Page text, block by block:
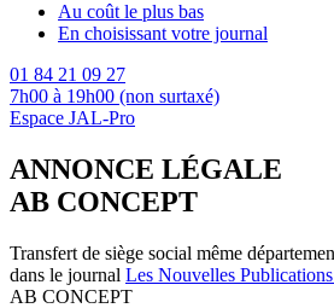
Au coût le plus bas
En choisissant votre journal
01 84 21 09 27
7h00 à 19h00 (non surtaxé)
Espace JAL-Pro
ANNONCE LÉGALE
AB CONCEPT
Transfert de siège social même
dans le journal Les Nouvelles
AB CONCEPT